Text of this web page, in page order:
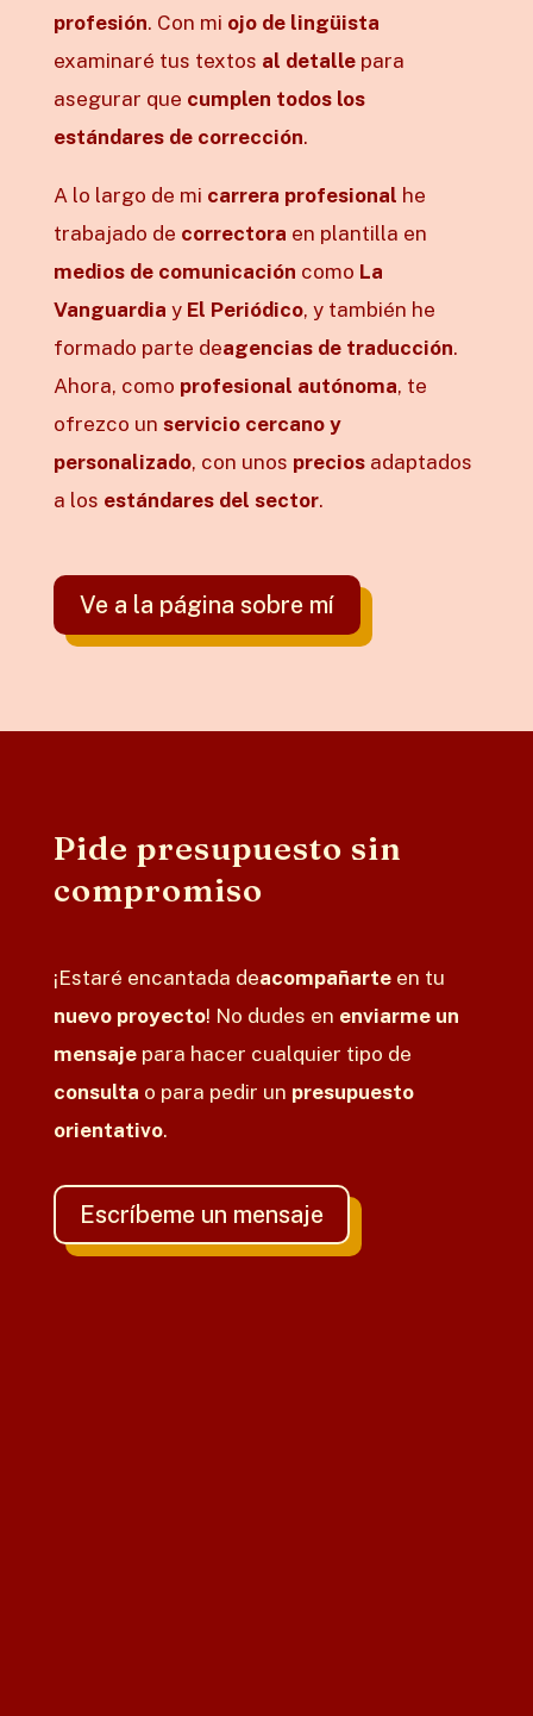
profesión. Con mi ojo de lingüista
examinaré tus textos al detallepara
asegurar que cumplen todos los
estándares de corrección.
A lo largo de mi carrera profesional he
trabajado de correctora en plantilla en
medios de comunicación como La
Vanguardia y El Periódico, y también he
formado parte deagencias de traducción.
Ahora, como profesional autónoma, te
ofrezco un servicio cercano y
personalizado, con unos preciosadaptados
a los estándares del sector.
Ve a la página sobre mí
Pide presupuesto sin
compromiso
¡Estaré encantada deacompañarteen tu
nuevo proyecto! No dudes en enviarme un
mensajepara hacer cualquier tipo de
consulta o para pedir un presupuesto
orientativo.
Escríbeme un mensaje